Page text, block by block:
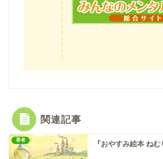
関連記事
著者 『おやすみ絵本 ね